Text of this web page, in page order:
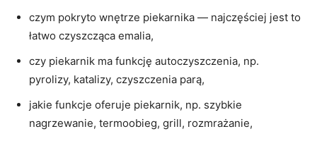
czym pokryto wnętrze piekarnika — najczęściej jest to
łatwo czyszcząca emalia,
czy piekarnik ma funkcję autoczyszczenia, np.
pyrolizy, katalizy, czyszczenia parą,
jakie funkcje oferuje piekarnik, np. szybkie
nagrzewanie, termoobieg, grill, rozmrażanie,